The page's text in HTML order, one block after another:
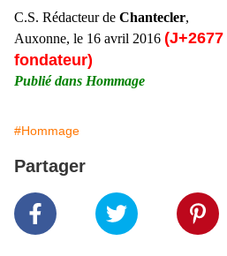
C.S. Rédacteur de Chantecler,
Auxonne, le 16 avril 2016
fondateur)
Publié dans Hommage
#Hommage
Partager